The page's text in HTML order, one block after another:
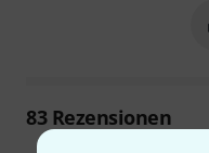
83Rezensionen